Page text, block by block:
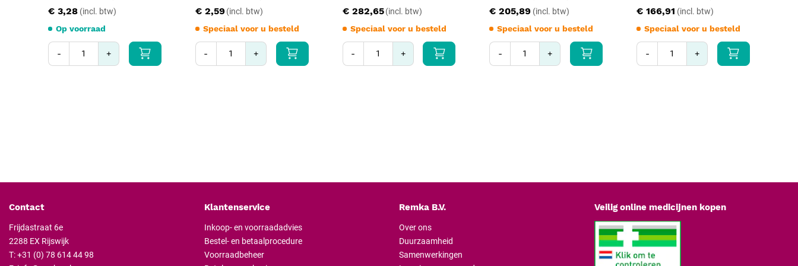
€ 3,28
Op voorraad
- +
€ 2,59
Speciaal voor u besteld
- +
€ 282,65
Speciaal voor u besteld
- +
€ 205,89
Speciaal voor u besteld
- +
€ 166,91
Speciaal voor u besteld
- +
Contact
Frijdastraat 6e
2288 EX Rijswijk
T:+31 (0) 78 614 44 98
Klantenservice
Inkoop- en voorraadadvies
Bestel- en betaalprocedure
Voorraadbeheer
Remka B.V.
Over ons
Duurzaamheid
Samenwerkingen
Veilig online medicijnen kopen